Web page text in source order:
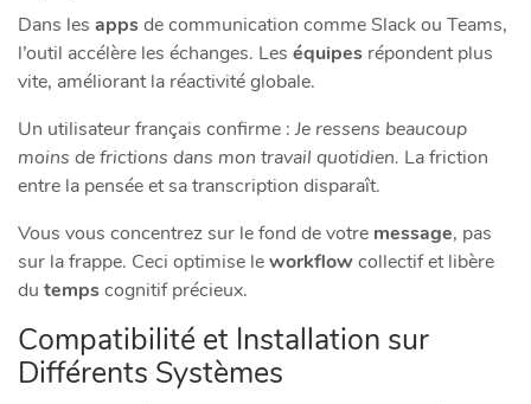
Dans les appsde communication comme Slack ou Teams,
l’outil accélère les échanges. Les équipes répondent plus
vite, améliorant la réactivité globale.
Un utilisateur français confirme :Je ressens beaucoup
moins de frictions dans mon travail quotidien. La friction
entre la pensée et sa transcription disparaît.
Vous vous concentrez sur le fond de votre message, pas
sur la frappe. Ceci optimise leworkflowcollectif et libère
du tempscognitif précieux.
Compatibilité et Installation sur
Différents Systèmes